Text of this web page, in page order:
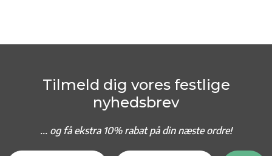
Tilmeld dig vores festlige
nyhedsbrev
... og få ekstra 10% rabat på din næste ordre!